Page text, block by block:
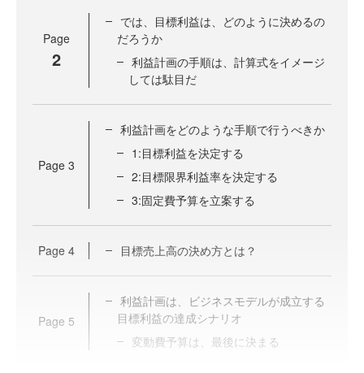
Page
2
では、目標利益は、どのように決めるの
だろうか
利益計画の手順は、計算式をイメージ
しては駄目だ
Page 3
利益計画をどのような手順で行うべきか
1:目標利益を決定する
2:目標限界利益率を決定する
3:固定費予算を立案する
Page 4 目標売上高の決め方とは？
Page 5
利益計画は、ビジネスモデルが成立する
目標利益の達成シナリオ
変動費予算は、最後に決まる